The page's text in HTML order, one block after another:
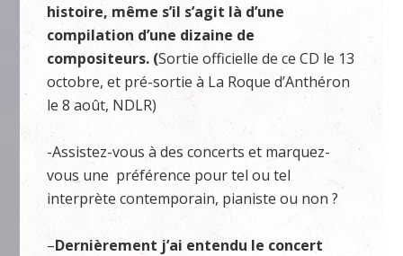
histoire, même s’il s’agit là d’une
compilation d’une dizaine de
compositeurs. (Sortie officielle de ce CD le 13
octobre, et pré-sortie à La Roque d’Anthéron
le 8 août, NDLR)
-Assistez-vous à des concerts et marquez-
vous une préférence pour tel ou tel
interprète contemporain, pianiste ou non ?
–Dernièrement j’ai entendu le concert